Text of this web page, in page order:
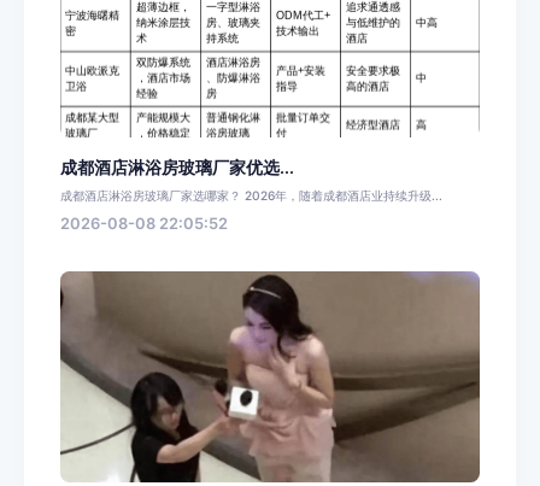
成都酒店淋浴房玻璃厂家优选...
成都酒店淋浴房玻璃厂家选哪家？ 2026年，随着成都酒店业持续升级...
2026-08-08 22:05:52